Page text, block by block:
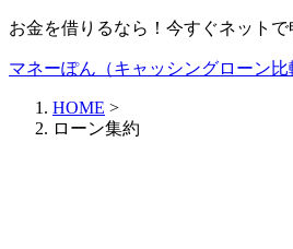
お金を借りるなら！今すぐネットで
マネーぽん（キャッシングローン比
HOME >
ローン集約